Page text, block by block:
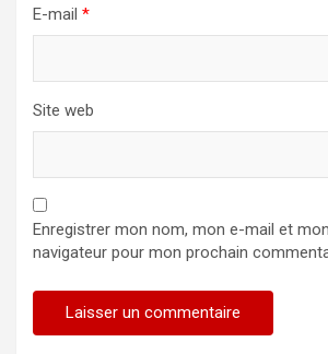
E-mail *
Site web
Enregistrer mon nom, mon e-mail et
navigateur pour mon prochain